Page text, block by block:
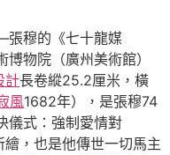
穆的《七十龍媒
物院（廣州美術館）
計長卷縱25.2厘米，橫
風1682年），是張穆74
儀式：強制愛情對
繪，也是他傳世一切馬主